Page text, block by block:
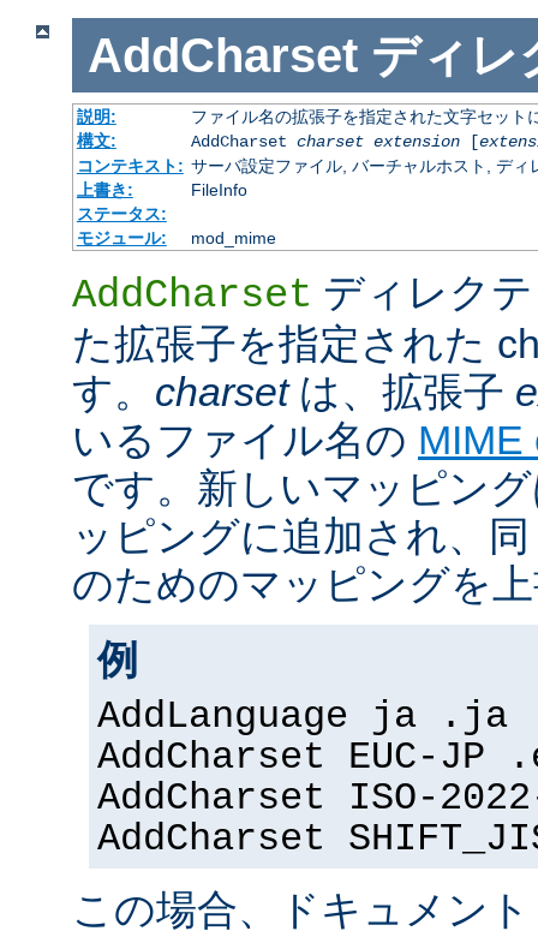
AddCharset ディレ
説明:
ファイル名の拡張子を指定された文字セット
構文:
AddCharset charset extension[
コンテキスト: サーバ設定ファイル, バーチャルホスト, ディ
上書き:
FileInfo
ステータス:
モジュール:
mod_mime
AddCharset ディレク
た拡張子を指定された
す。 charsetは、拡張子
いるファイル名の MIME
です。新しいマッピン
ッピングに追加され、
のためのマッピングを
例
AddLanguage ja .ja
AddCharset EUC-JP
AddCharset ISO-
AddCharset
この場合、ドキュメン